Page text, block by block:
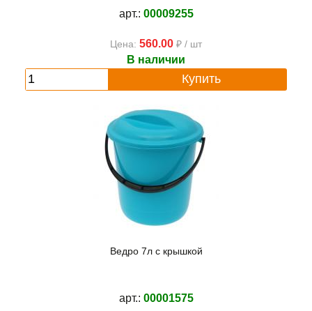
арт.: 00009255
Цена: 560.00 ₽ / шт
В наличии
Купить
Ведро 7л с крышкой
арт.: 00001575